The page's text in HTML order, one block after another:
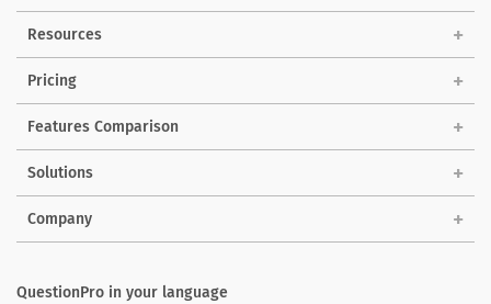
Resources
Pricing
Features Comparison
Solutions
Company
QuestionPro in your language